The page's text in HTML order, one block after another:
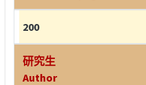
200
研究生
Author